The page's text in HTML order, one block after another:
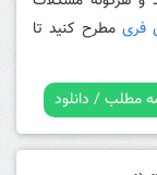
فری مطرح کنید تا
مطلب / دانلود